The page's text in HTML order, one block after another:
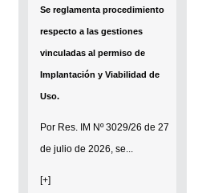
Se reglamenta procedimiento
respecto a las gestiones
vinculadas al permiso de
Implantación y Viabilidad de
Uso.
Por Res. IM Nº 3029/26 de 27
de julio de 2026, se...
[+]